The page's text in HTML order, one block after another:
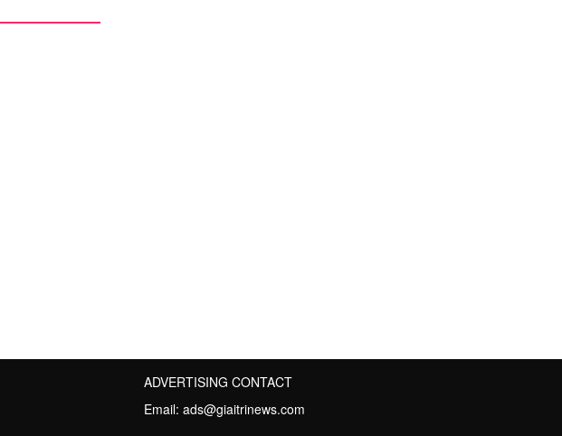
ADVERTISING CONTACT
Email: ads@giaitrinews.com